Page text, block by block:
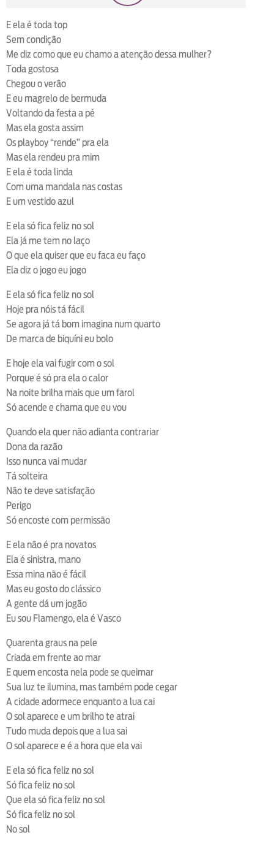
E ela é toda top
Sem condição
Me diz como que eu chamo a atenção dessa mulher?
Toda gostosa
Chegou o verão
E eu magrelo de bermuda
Voltando da festa a pé
Mas ela gosta assim
Os playboy “rende” pra ela
Mas ela rendeu pra mim
E ela é toda linda
Com uma mandala nas costas
E um vestido azul
E ela só fica feliz no sol
Ela já me tem no laço
O que ela quiser que eu faca eu faço
Ela diz o jogo eu jogo
E ela só fica feliz no sol
Hoje pra nóis tá fácil
Se agora já tá bom imagina num quarto
De marca de biquíni eu bolo
E hoje ela vai fugir com o sol
Porque é só pra ela o calor
Na noite brilha mais que um farol
Só acende e chama que eu vou
Quando ela quer não adianta contrariar
Dona da razão
Isso nunca vai mudar
Tá solteira
Não te deve satisfação
Perigo
Só encoste com permissão
E ela não é pra novatos
Ela é sinistra, mano
Essa mina não é fácil
Mas eu gosto do clássico
A gente dá um jogão
Eu sou Flamengo, ela é Vasco
Quarenta graus na pele
Criada em frente ao mar
E quem encosta nela pode se queimar
Sua luz te ilumina, mas também pode cegar
A cidade adormece enquanto a lua cai
O sol aparece e um brilho te atrai
Tudo muda depois que a lua sai
O sol aparece e é a hora que ela vai
E ela só fica feliz no sol
Só fica feliz no sol
Que ela só fica feliz no sol
Só fica feliz no sol
No sol